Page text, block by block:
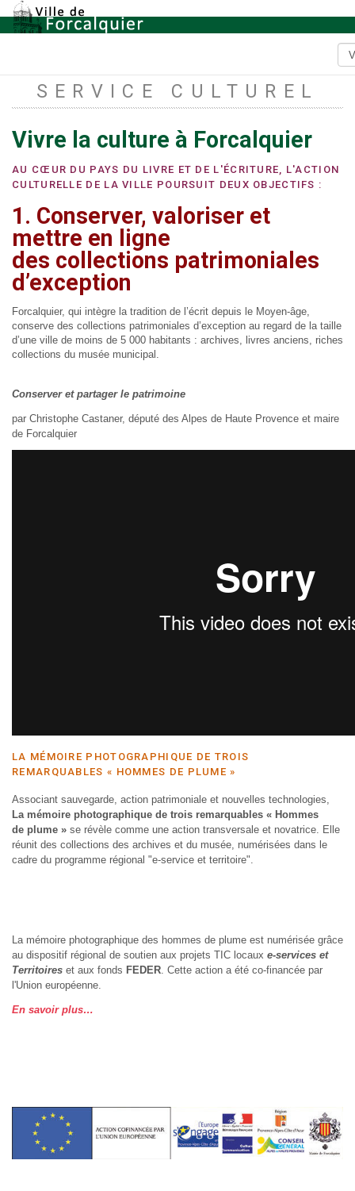
SERVICE CULTUREL
Vivre la culture à Forcalquier
AU CŒUR DU PAYS DU LIVRE ET DE L'ÉCRITURE, L'ACTION
CULTURELLE DE LA VILLE POURSUIT DEUX OBJECTIFS :
1. Conserver, valoriser et
mettre en ligne
des collections patrimoniales
d’exception
Forcalquier, qui intègre la tradition de l’écrit depuis le Moyen-âge,
conserve des collections patrimoniales d’exception au regard de la taille
d’une ville de moins de 5 000 habitants : archives, livres anciens, riches
collections du musée municipal.
Conserver et partager le patrimoine
par Christophe Castaner, député des Alpes de Haute Provence et maire
de Forcalquier
LA MÉMOIRE PHOTOGRAPHIQUE DE TROIS
REMARQUABLES « HOMMES DE PLUME »
Associant sauvegarde, action patrimoniale et nouvelles technologies,
La mémoire photographique de trois remarquables « Hommes
de plume » se révèle comme une action transversale et novatrice. Elle
réunit des collections des archives et du musée, numérisées dans le
cadre du programme régional "e-service et territoire".
La mémoire photographique des hommes de plume est numérisée grâce
au dispositif régional de soutien aux projets TIC locaux e-services et
Territoires et aux fonds FEDER . Cette action a été co-financée par
l'Union européenne.
En savoir plus…